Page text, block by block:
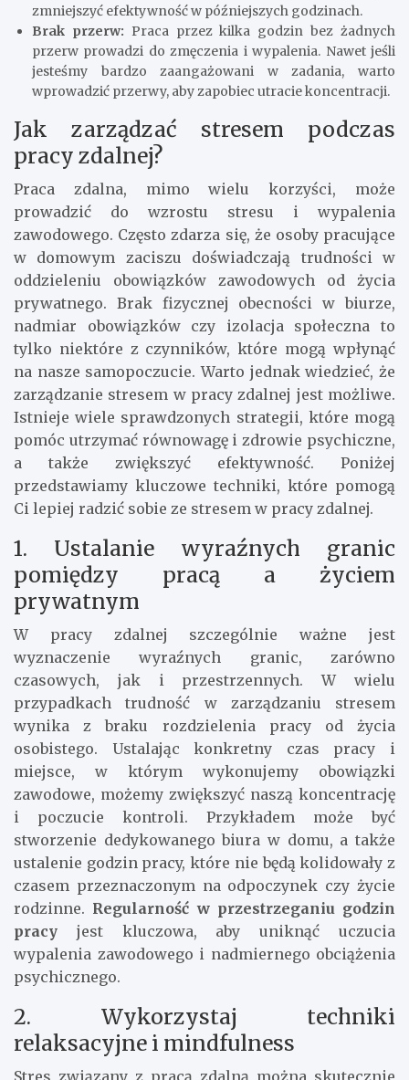
zmniejszyć efektywność w późniejszych godzinach.
Brak przerw: Praca przez kilka godzin bez żadnych
przerw prowadzi do zmęczenia i wypalenia. Nawet jeśli
jesteśmy bardzo zaangażowani w zadania, warto
wprowadzić przerwy, aby zapobiec utracie koncentracji.
Jak zarządzać stresem podczas
pracy zdalnej?
Praca zdalna, mimo wielu korzyści, może
prowadzić do wzrostu stresu i wypalenia
zawodowego. Często zdarza się, że osoby pracujące
w domowym zaciszu doświadczają trudności w
oddzieleniu obowiązków zawodowych od życia
prywatnego. Brak fizycznej obecności w biurze,
nadmiar obowiązków czy izolacja społeczna to
tylko niektóre z czynników, które mogą wpłynąć
na nasze samopoczucie. Warto jednak wiedzieć, że
zarządzanie stresem w pracy zdalnej jest możliwe.
Istnieje wiele sprawdzonych strategii, które mogą
pomóc utrzymać równowagę i zdrowie psychiczne,
a także zwiększyć efektywność. Poniżej
przedstawiamy kluczowe techniki, które pomogą
Ci lepiej radzić sobie ze stresem w pracy zdalnej.
1. Ustalanie wyraźnych granic
pomiędzy pracą a życiem
prywatnym
W pracy zdalnej szczególnie ważne jest
wyznaczenie wyraźnych granic, zarówno
czasowych, jak i przestrzennych. W wielu
przypadkach trudność w zarządzaniu stresem
wynika z braku rozdzielenia pracy od życia
osobistego. Ustalając konkretny czas pracy i
miejsce, w którym wykonujemy obowiązki
zawodowe, możemy zwiększyć naszą koncentrację
i poczucie kontroli. Przykładem może być
stworzenie dedykowanego biura w domu, a także
ustalenie godzin pracy, które nie będą kolidowały z
czasem przeznaczonym na odpoczynek czy życie
rodzinne. Regularność w przestrzeganiu godzin
pracy jest kluczowa, aby uniknąć uczucia
wypalenia zawodowego i nadmiernego obciążenia
psychicznego.
2. Wykorzystaj techniki
relaksacyjne i mindfulness
Stres związany z pracą zdalną można skutecznie